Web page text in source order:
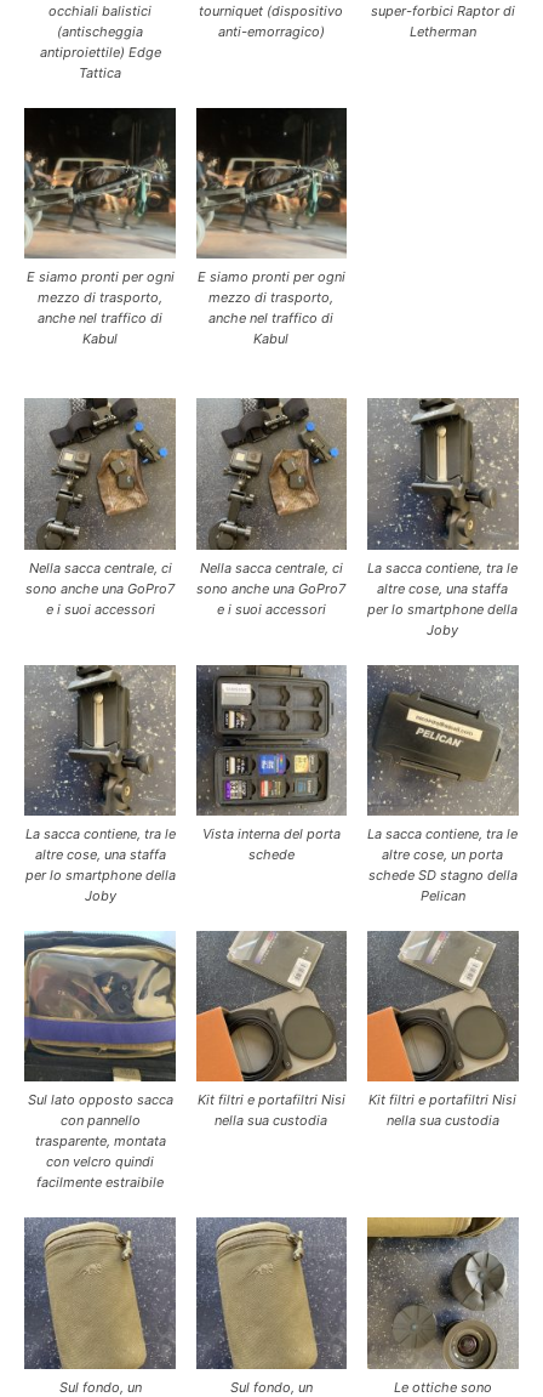
occhiali balistici
(antischeggia
antiproiettile) Edge
Tattica
tourniquet (dispositivo
anti-emorragico)
super-forbici Raptor di
Letherman
E siamo pronti per ogni
mezzo di trasporto,
anche nel traffico di
Kabul
E siamo pronti per ogni
mezzo di trasporto,
anche nel traffico di
Kabul
Nella sacca centrale, ci
sono anche una GoPro7
e i suoi accessori
Nella sacca centrale, ci
sono anche una GoPro7
e i suoi accessori
La sacca contiene, tra le
altre cose, una staffa
per lo smartphone della
Joby
La sacca contiene, tra le
altre cose, una staffa
per lo smartphone della
Joby
Vista interna del porta
schede
La sacca contiene, tra le
altre cose, un porta
schede SD stagno della
Pelican
Sul lato opposto sacca
con pannello
trasparente, montata
con velcro quindi
facilmente estraibile
Kit filtri e portafiltri Nisi
nella sua custodia
Kit filtri e portafiltri Nisi
nella sua custodia
Sul fondo, un
Sul fondo, un
Le ottiche sono